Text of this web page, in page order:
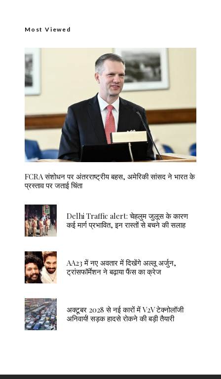
Most Viewed
FCRA संशोधन पर अंतरराष्ट्रीय बहस, अमेरिकी सांसद ने भारत के
प्रस्ताव पर जताई चिंता
Delhi Traffic alert: चेहलुम जुलूस के कारण
कई मार्ग प्रभावित, इन रास्तों से बचने की सलाह
AA23 में नए अवतार में दिखेंगे अल्लू अर्जुन,
ट्रांसफॉर्मेशन ने बढ़ाया फैंस का क्रेज
अक्टूबर 2028 से नई कारों में V2V टेक्नोलॉजी
अनिवार्य! सड़क हादसे रोकने की बड़ी तैयारी